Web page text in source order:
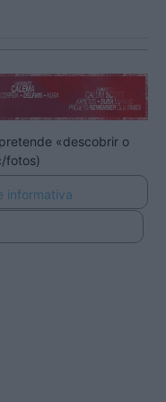
informativa